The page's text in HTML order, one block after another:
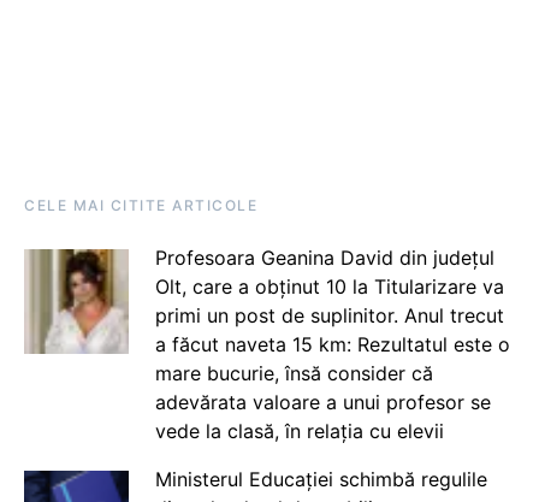
CELE MAI CITITE ARTICOLE
Profesoara Geanina David din județul
Olt, care a obținut 10 la Titularizare va
primi un post de suplinitor. Anul trecut
a făcut naveta 15 km: Rezultatul este o
mare bucurie, însă consider că
adevărata valoare a unui profesor se
vede la clasă, în relația cu elevii
Ministerul Educației schimbă regulile